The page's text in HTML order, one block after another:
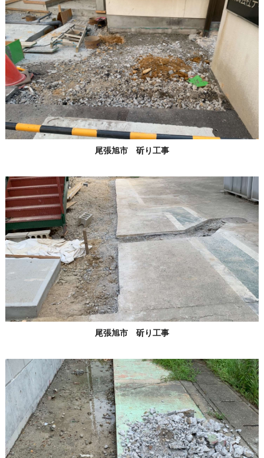
尾張旭市 斫り工事
尾張旭市 斫り工事